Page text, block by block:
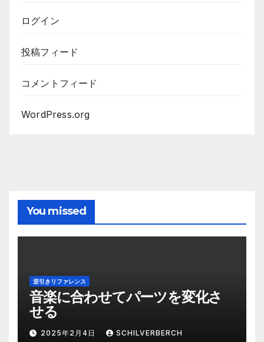
ログイン
投稿フィード
コメントフィード
WordPress.org
You missed
逆引きリファレンス
音楽に合わせてパーツを変化さ
せる
2025年2月4日 SCHILVERBERCH